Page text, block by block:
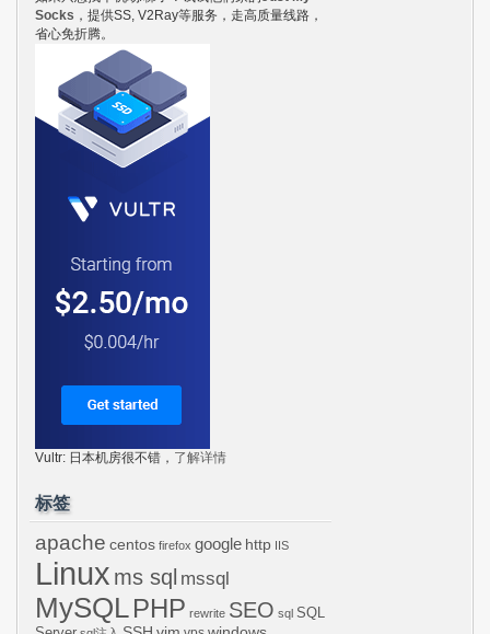
Socks ，提供SS, V2Ray等服务，走高质量线路，
省心免折腾。
Vultr: 日本机房很不错， 了解详情
标签
apache centos firefox google http IIS
Linux ms sql mssql
MySQLPHP rewrite SEO sql SQL